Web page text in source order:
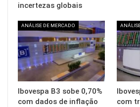
incertezas globais
ANÁLISE DE MERCADO
Ibovespa B3 sobe 0,70%
com dados de inflação
com